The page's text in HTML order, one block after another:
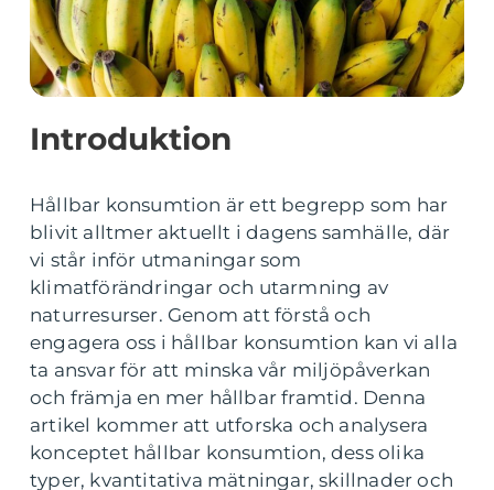
Introduktion
Hållbar konsumtion är ett begrepp som har
blivit alltmer aktuellt i dagens samhälle, där
vi står inför utmaningar som
klimatförändringar och utarmning av
naturresurser. Genom att förstå och
engagera oss i hållbar konsumtion kan vi alla
ta ansvar för att minska vår miljöpåverkan
och främja en mer hållbar framtid. Denna
artikel kommer att utforska och analysera
konceptet hållbar konsumtion, dess olika
typer, kvantitativa mätningar, skillnader och